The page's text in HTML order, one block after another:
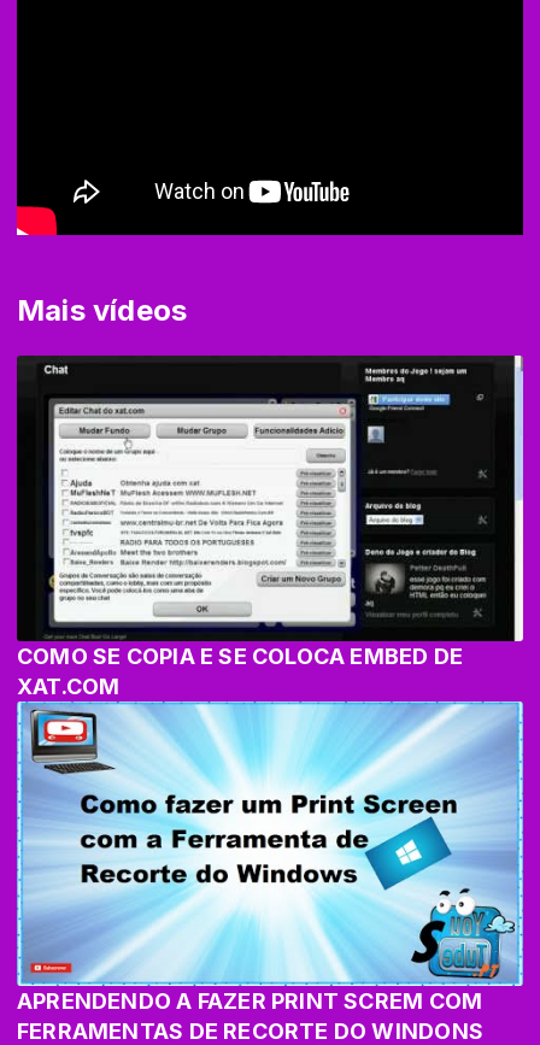
Mais vídeos
COMO SE COPIA E SE COLOCA EMBED DE
XAT.COM
APRENDENDO A FAZER PRINT SCREM COM
FERRAMENTAS DE RECORTE DO WINDONS